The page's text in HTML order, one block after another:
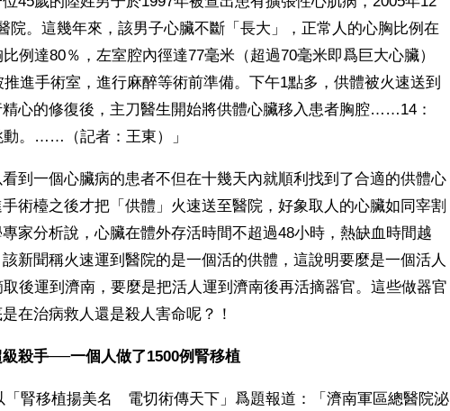
院。這幾年來，該男子心臟不斷「長大」，正常人的心胸比例在
例達80％，左室腔內徑達77毫米（超過70毫米即爲巨大心臟）
進手術室，進行麻醉等術前準備。下午1點多，供體被火速送到
心的修復後，主刀醫生開始將供體心臟移入患者胸腔……14：
動。……（記者：王東）」
到一個心臟病的患者不但在十幾天內就順利找到了合適的供體心
術檯之後才把「供體」火速送至醫院，好象取人的心臟如同宰割
家分析說，心臟在體外存活時間不超過48小時，熱缺血時間越
新聞稱火速運到醫院的是一個活的供體，這說明要麼是一個活人
後運到濟南，要麼是把活人運到濟南後再活摘器官。這些做器官
在治病救人還是殺人害命呢？！
級殺手──一個人做了1500例腎移植
「腎移植揚美名　電切術傳天下」爲題報道：「濟南軍區總醫院泌